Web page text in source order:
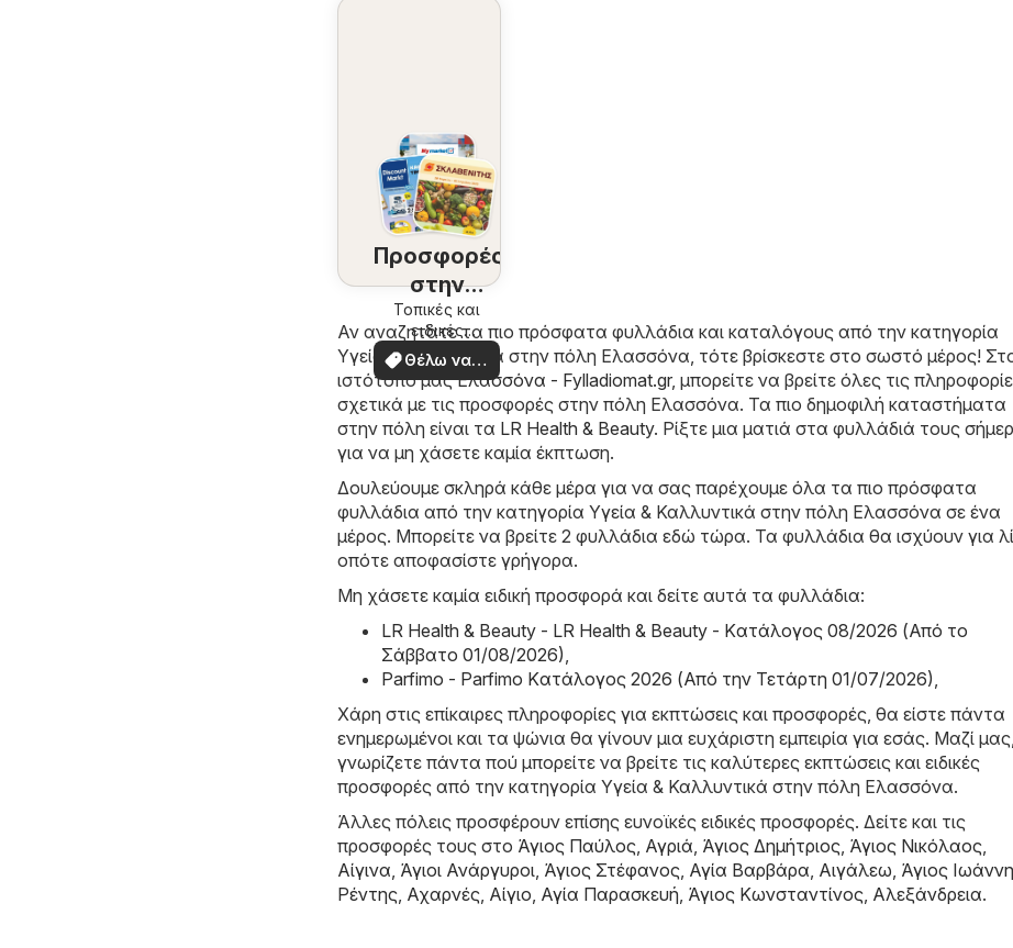
Προσφορές
στην
περιοχή
σας
Τοπικές και
ειδικές
προσφορές
Θέλω να
δω
Αν αναζητάτε τα πιο πρόσφατα φυλλάδια και καταλόγους από την κατηγορία
Υγεία & Καλλυντικά στην πόλη Ελασσόνα, τότε βρίσκεστε στο σωστό μέρος!
ιστότοπό μαςΕλασσόνα - Fylladiomat.gr, μπορείτε να βρείτε όλες τις
σχετικά με τις προσφορές στην πόλη Ελασσόνα. Τα πιο δημοφιλή καταστήματα
στην πόλη είναι τα LR Health & Beauty. Ρίξτε μια ματιά στα φυλλάδιά τους
για να μη χάσετε καμία έκπτωση.
Δουλεύουμε σκληρά κάθε μέρα για να σας παρέχουμε όλα τα πιο πρόσφατα
φυλλάδια από την κατηγορία Υγεία & Καλλυντικά στην πόλη Ελασσόνα σε ένα
μέρος. Μπορείτε να βρείτε 2 φυλλάδια εδώ τώρα. Τα φυλλάδια θα ισχύουν για
οπότε αποφασίστε γρήγορα.
Μη χάσετε καμία ειδική προσφορά και δείτε αυτά τα φυλλάδια:
LR Health & Beauty - LR Health & Beauty - Kατάλογος 08/2026 (Από το
Σάββατο 01/08/2026),
Parfimo - Parfimo Kατάλογος 2026 (Από την Τετάρτη 01/07/2026),
Χάρη στις επίκαιρες πληροφορίες για εκπτώσεις και προσφορές, θα είστε πάντα
ενημερωμένοι και τα ψώνια θα γίνουν μια ευχάριστη εμπειρία για εσάς. Μαζί
γνωρίζετε πάντα πού μπορείτε να βρείτε τις καλύτερες εκπτώσεις και ειδικές
προσφορές από την κατηγορία Υγεία & Καλλυντικά στην πόλη Ελασσόνα.
Άλλες πόλεις προσφέρουν επίσης ευνοϊκές ειδικές προσφορές. Δείτε και τις
προσφορές τους στο Άγιος Παύλος, Αγριά, Άγιος Δημήτριος, Άγιος Νικόλαος,
Αίγινα, Άγιοι Ανάργυροι, Άγιος Στέφανος, Αγία Βαρβάρα, Αιγάλεω, Άγιος
Ρέντης, Αχαρνές, Αίγιο, Αγία Παρασκευή, Άγιος Κωνσταντίνος, Αλεξάνδρεια.